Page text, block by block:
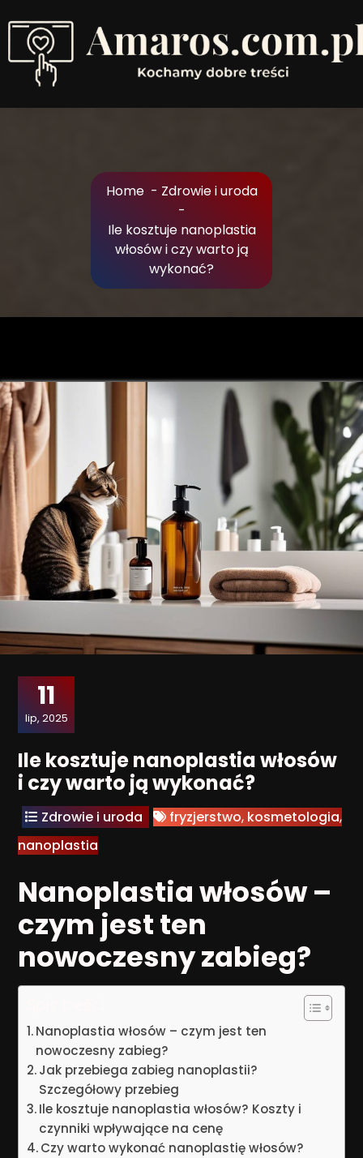
to
Content
Home- Zdrowie i uroda
-
Ile kosztuje nanoplastia
włosów i czy warto ją
wykonać?
11
lip, 2025
Ile kosztuje nanoplastia włosów
i czy warto ją wykonać?
Zdrowie i uroda fryzjerstwo, kosmetologia,
nanoplastia
Nanoplastia włosów –
czym jest ten
nowoczesny zabieg?
Nanoplastia włosów – czym jest ten
nowoczesny zabieg?
Jak przebiega zabieg nanoplastii?
Szczegółowy przebieg
Ile kosztuje nanoplastia włosów? Koszty i
czynniki wpływające na cenę
Czy warto wykonać nanoplastię włosów?